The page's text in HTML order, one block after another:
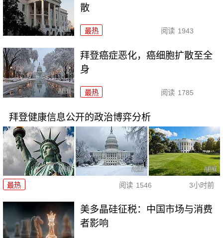
散
最热 阅读 1943
拜登癌症恶化，癌细胞扩散至全
身
最热 阅读 1785
拜登健康信息公开的政治博弈分析
最热 阅读 1546 3小时前
美多晶硅征税：中国市场与消费
者影响